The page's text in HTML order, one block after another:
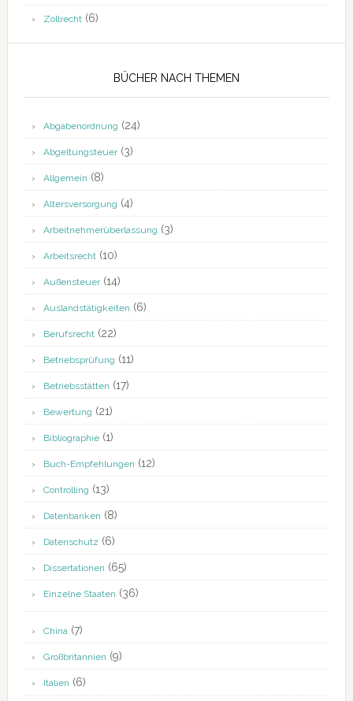
Zollrecht(6)
BÜCHER NACH THEMEN
Abgabenordnung (24)
Abgeltungsteuer(3)
Allgemein (8)
Altersversorgung (4)
Arbeitnehmerüberlassung (3)
Arbeitsrecht(10)
Außensteuer(14)
Auslandstätigkeiten (6)
Berufsrecht(22)
Betriebsprüfung (11)
Betriebsstätten (17)
Bewertung (21)
Bibliographie(1)
Buch-Empfehlungen (12)
Controlling (13)
Datenbanken (8)
Datenschutz (6)
Dissertationen (65)
Einzelne Staaten (36)
China(7)
Großbritannien (9)
Italien (6)